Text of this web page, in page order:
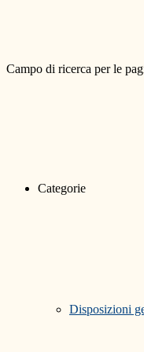
Campo di ricerca per le
Categorie
Disposizioni